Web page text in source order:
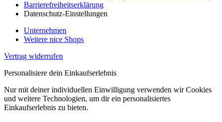
Barrierefreiheitserklärung
Datenschutz-Einstellungen
Unternehmen
Weitere nice Shops
Vertrag widerrufen
Personalisiere dein Einkaufserlebnis
Nur mit deiner individuellen Einwilligung verwenden wir Cookies
und weitere Technologien, um dir ein personalisiertes
Einkaufserlebnis zu bieten.